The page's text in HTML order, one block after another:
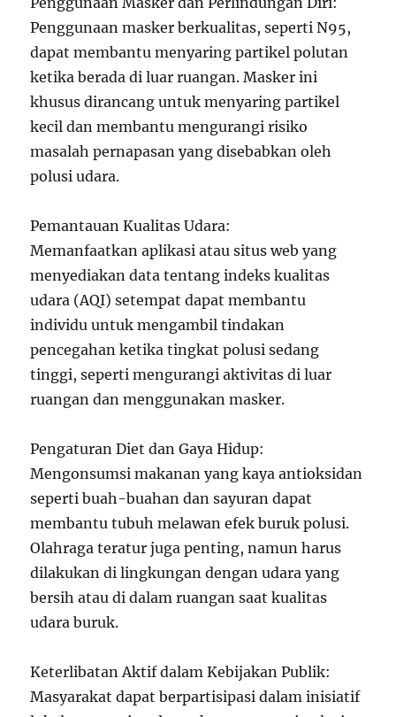
Penggunaan masker berkualitas, seperti N95,
dapat membantu menyaring partikel polutan
ketika berada di luar ruangan. Masker ini
khusus dirancang untuk menyaring partikel
kecil dan membantu mengurangi risiko
masalah pernapasan yang disebabkan oleh
polusi udara.
Pemantauan Kualitas Udara:
Memanfaatkan aplikasi atau situs web yang
menyediakan data tentang indeks kualitas
udara (AQI) setempat dapat membantu
individu untuk mengambil tindakan
pencegahan ketika tingkat polusi sedang
tinggi, seperti mengurangi aktivitas di luar
ruangan dan menggunakan masker.
Pengaturan Diet dan Gaya Hidup:
Mengonsumsi makanan yang kaya antioksidan
seperti buah-buahan dan sayuran dapat
membantu tubuh melawan efek buruk polusi.
Olahraga teratur juga penting, namun harus
dilakukan di lingkungan dengan udara yang
bersih atau di dalam ruangan saat kualitas
udara buruk.
Keterlibatan Aktif dalam Kebijakan Publik:
Masyarakat dapat berpartisipasi dalam inisiatif